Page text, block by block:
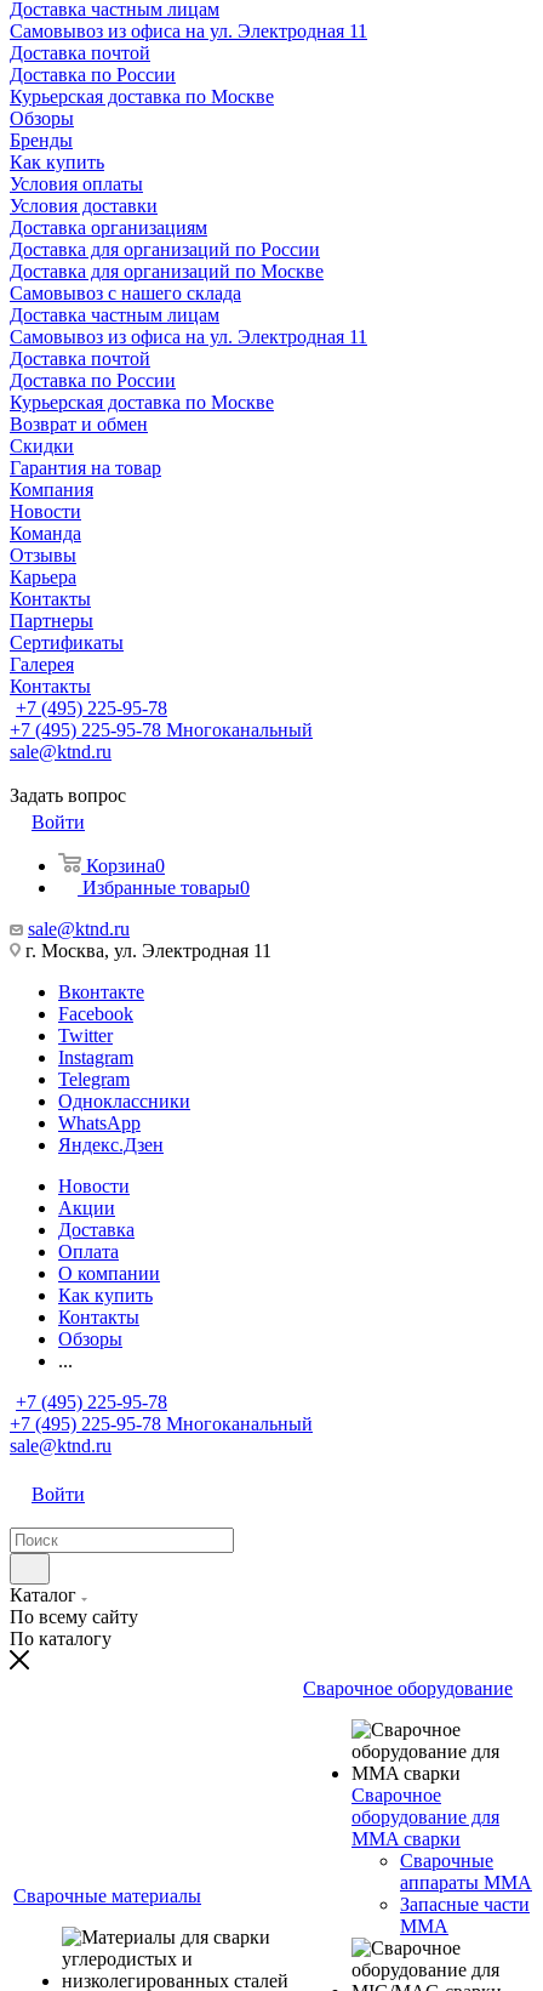
Доставка частным лицам
Самовывоз из офиса на ул. Электродная 11
Доставка почтой
Доставка по России
Курьерская доставка по Москве
Обзоры
Бренды
Как купить
Условия оплаты
Условия доставки
Доставка организациям
Доставка для организаций по России
Доставка для организаций по Москве
Самовывоз с нашего склада
Доставка частным лицам
Самовывоз из офиса на ул. Электродная 11
Доставка почтой
Доставка по России
Курьерская доставка по Москве
Возврат и обмен
Скидки
Гарантия на товар
Компания
Новости
Команда
Отзывы
Карьера
Контакты
Партнеры
Сертификаты
Галерея
Контакты
+7 (495) 225-95-78
+7 (495) 225-95-78 Многоканальный
sale@ktnd.ru
Задать вопрос
Войти
Корзина0
Избранные товары0
sale@ktnd.ru
г. Москва, ул. Электродная 11
Вконтакте
Facebook
Twitter
Instagram
Telegram
Одноклассники
WhatsApp
Яндекс.Дзен
Новости
Акции
Доставка
Оплата
О компании
Как купить
Контакты
Обзоры
...
+7 (495) 225-95-78
+7 (495) 225-95-78 Многоканальный
sale@ktnd.ru
Войти
Каталог
По всему сайту
По каталогу
Сварочные материалы
Сварочное оборудование
Сварочное
оборудование для
MMA сварки
Сварочные
аппараты MMA
Запасные части
MMA